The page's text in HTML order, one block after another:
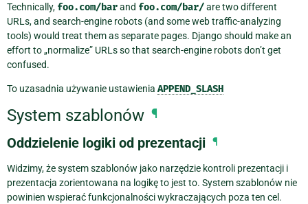
Technically, foo.com/barand foo.com/bar/are two different
URLs, and search-engine robots (and some web traffic-analyzing
tools) would treat them as separate pages. Django should make an
effort to „normalize” URLs so that search-engine robots don’t get
confused.
To uzasadnia używanie ustawienia APPEND_SLASH
System szablonów ¶
Oddzielenie logiki od prezentacji ¶
Widzimy, że system szablonów jako narzędzie kontroli prezentacji i
prezentacja zorientowana na logikę to jest to. System szablonów nie
powinien wspierać funkcjonalności wykraczających poza ten cel.